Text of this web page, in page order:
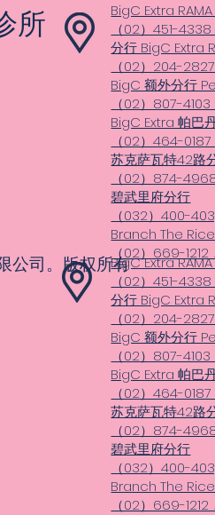
所
公司。版权所有BigC Extra
（02）451-
分行 BigC Extra
（02）204-
BigC 额外分行
（02）807-
BigC Extra 帕巴
（02）464-
苏克萨瓦特42路
（02）874-
碧武里府分行
（032）400-
Branch The
（02）669-
BigC Extra
（02）451-
分行 BigC Extra
（02）204-
BigC 额外分行
（02）807-
BigC Extra 帕巴
（02）464-
苏克萨瓦特42路
（02）874-
碧武里府分行
（032）400-
Branch The
（02）669-